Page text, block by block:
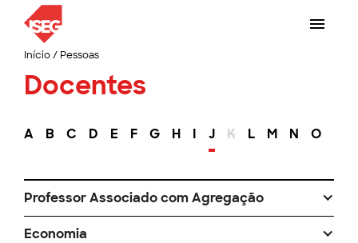
Início/ Pessoas
Docentes
A B C D E F G H I J K L M N O
Professor Associado com Agregação
Economia